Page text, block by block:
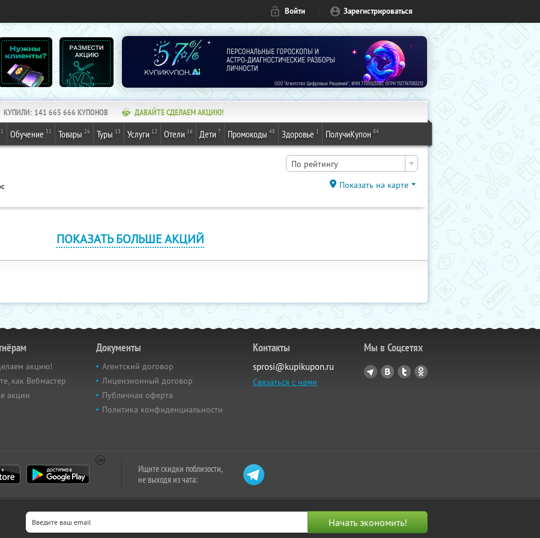
Войти Зарегистрироваться
КУПИЛИ: 141 665 666 КУПОНОВ ДАВАЙТЕ СДЕЛАЕМ АКЦИЮ!
1 Обучение 31 Товары 26 Туры 13 Услуги 12 Отели 16 Дети 7 Промокоды 48 Здоровье 1 ПолучиКупон 84
По рейтингу
Показать на карте
ПОКАЗАТЬ БОЛЬШЕ АКЦИЙ
акцию!
как Вебмастер
акции
Документы
Агентский договор
Лицензионный договор
Публичная оферта
Политика конфиденциальности
Контакты
sprosi@kupikupon.ru
Связаться с нами
Мы в Соцсетях
Ищите скидки поблизости,
не выходя из чата: